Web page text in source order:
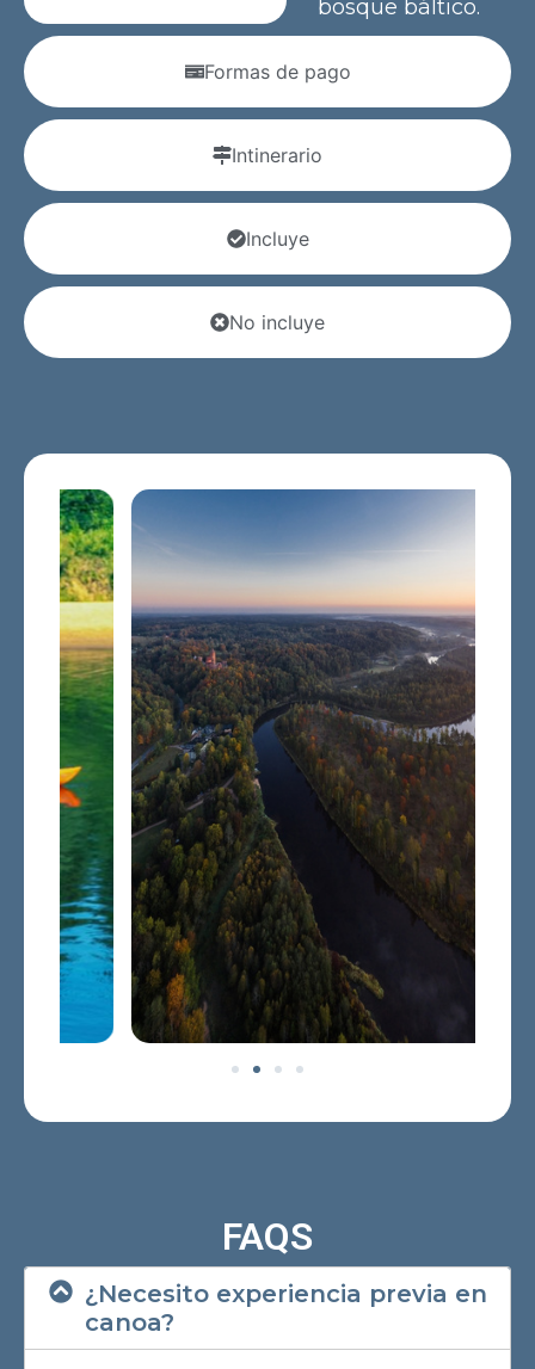
Formas de pago
Intinerario
Incluye
No incluye
bosque báltico.
FAQS
¿Necesito experiencia previa en
canoa?